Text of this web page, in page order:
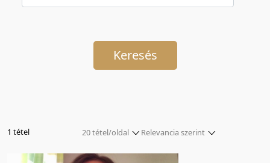
Keresés
Relevancia szerint
Relevancia szerint
1 tétel
20 tétel/oldal
5 tétel/oldal